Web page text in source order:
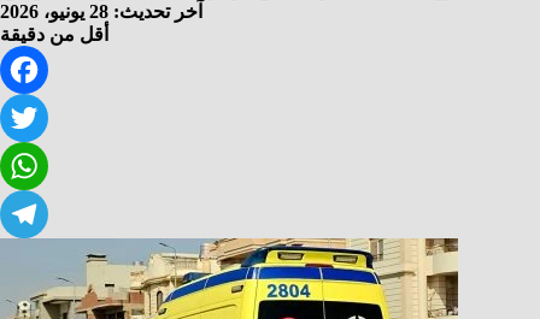
آخر تحديث: 28 يونيو، 2026
أقل من دقيقة
Telegram